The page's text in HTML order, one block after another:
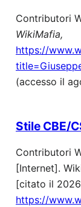
Contributori
WikiMafia,
https://
(accesso il
Stile CBE/
Contributori
[Internet].
[citato il
https://